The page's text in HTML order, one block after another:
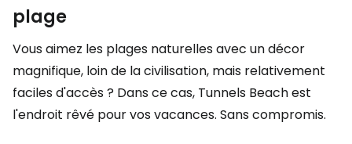
plage
Vous aimez les plages naturelles avec un décor
magnifique, loin de la civilisation, mais relativement
faciles d'accès ? Dans ce cas, Tunnels Beach est
l'endroit rêvé pour vos vacances. Sans compromis.